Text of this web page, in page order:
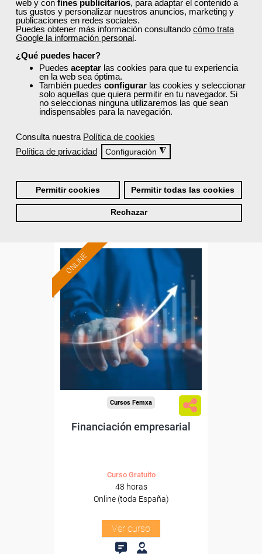
web y con fines publicitarios, para adaptar el contenido a
tus gustos y personalizar nuestros anuncios, marketing y
publicaciones en redes sociales.
Puedes obtener más información consultando cómo trata
Google la información personal.
¿Qué puedes hacer?
Puedes aceptar las cookies para que tu experiencia
en la web sea óptima.
También puedes configurar las cookies y seleccionar
solo aquellas que quiera permitir en tu navegador. Si
no seleccionas ninguna utilizaremos las que sean
indispensables para la navegación.
Consulta nuestra Política de cookies
Política de privacidad
Configuración ◮
Permitir cookies Permitir todas las cookies
Rechazar
Sector
-Finanzas y Seguros.
Fidelización y retención de
clientes
24 horas
Online (toda España)
Ver curso
0 446
ONLINE
Formación 100%
Para desempleados,
trabajadores y autónomos.
Sector
-Finanzas y Seguros.
Cursos Femxa
Financiación empresarial
Curso Gratuito
48 horas
Online (toda España)
Ver curso